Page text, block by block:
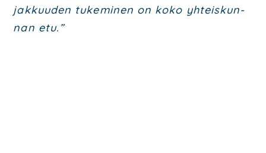
jak­kuu­den tuke­mi­nen on koko yhteis­kun­
nan etu.”